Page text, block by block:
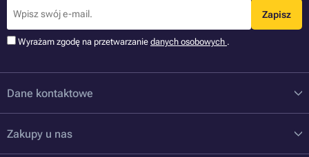
Zapisz
Wyrażam zgodę na przetwarzanie danych osobowych .
Dane kontaktowe
Zakupy u nas